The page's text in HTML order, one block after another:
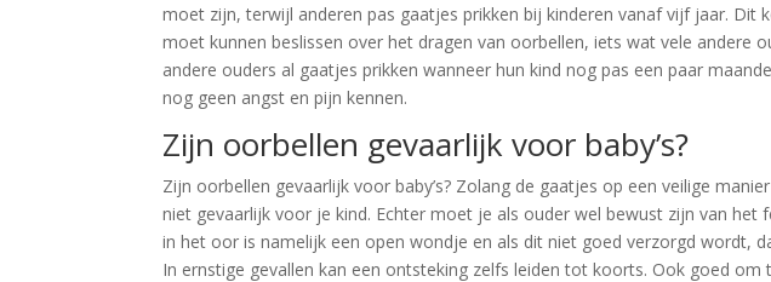
moet zijn, terwijl anderen pas gaatjes prikken bij kinderen vanaf vijf jaar. Dit
moet kunnen beslissen over het dragen van oorbellen, iets wat vele andere
andere ouders al gaatjes prikken wanneer hun kind nog pas een paar
nog geen angst en pijn kennen.
Zijn oorbellen gevaarlijk voor baby’s?
Zijn oorbellen gevaarlijk voor baby’s? Zolang de gaatjes op een veilige
niet gevaarlijk voor je kind. Echter moet je als ouder wel bewust zijn van het
in het oor is namelijk een open wondje en als dit niet goed verzorgd wordt,
In ernstige gevallen kan een ontsteking zelfs leiden tot koorts. Ook goed om